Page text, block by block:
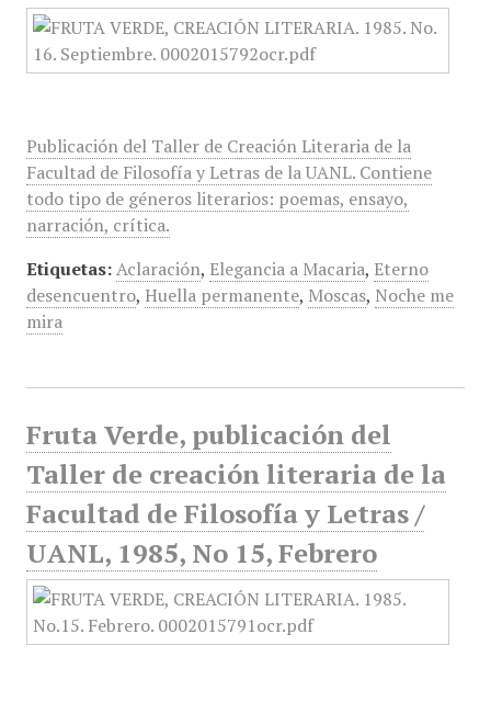
Publicación del Taller de Creación Literaria de la
Facultad de Filosofía y Letras de la UANL. Contiene
todo tipo de géneros literarios: poemas, ensayo,
narración, crítica.
Etiquetas: Aclaración, Elegancia a Macaria, Eterno
desencuentro, Huella permanente, Moscas, Noche me
mira
Fruta Verde, publicación del
Taller de creación literaria de la
Facultad de Filosofía y Letras /
UANL, 1985, No 15, Febrero